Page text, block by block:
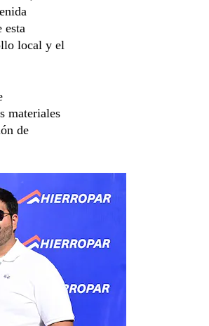
esta
local y el
materiales
de